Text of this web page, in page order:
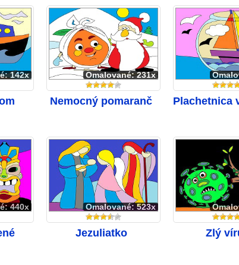
142x Omalované: 231x
Nemocný pomaranč Plachetnica
440x Omalované: 523x
Jezuliatko Zlý